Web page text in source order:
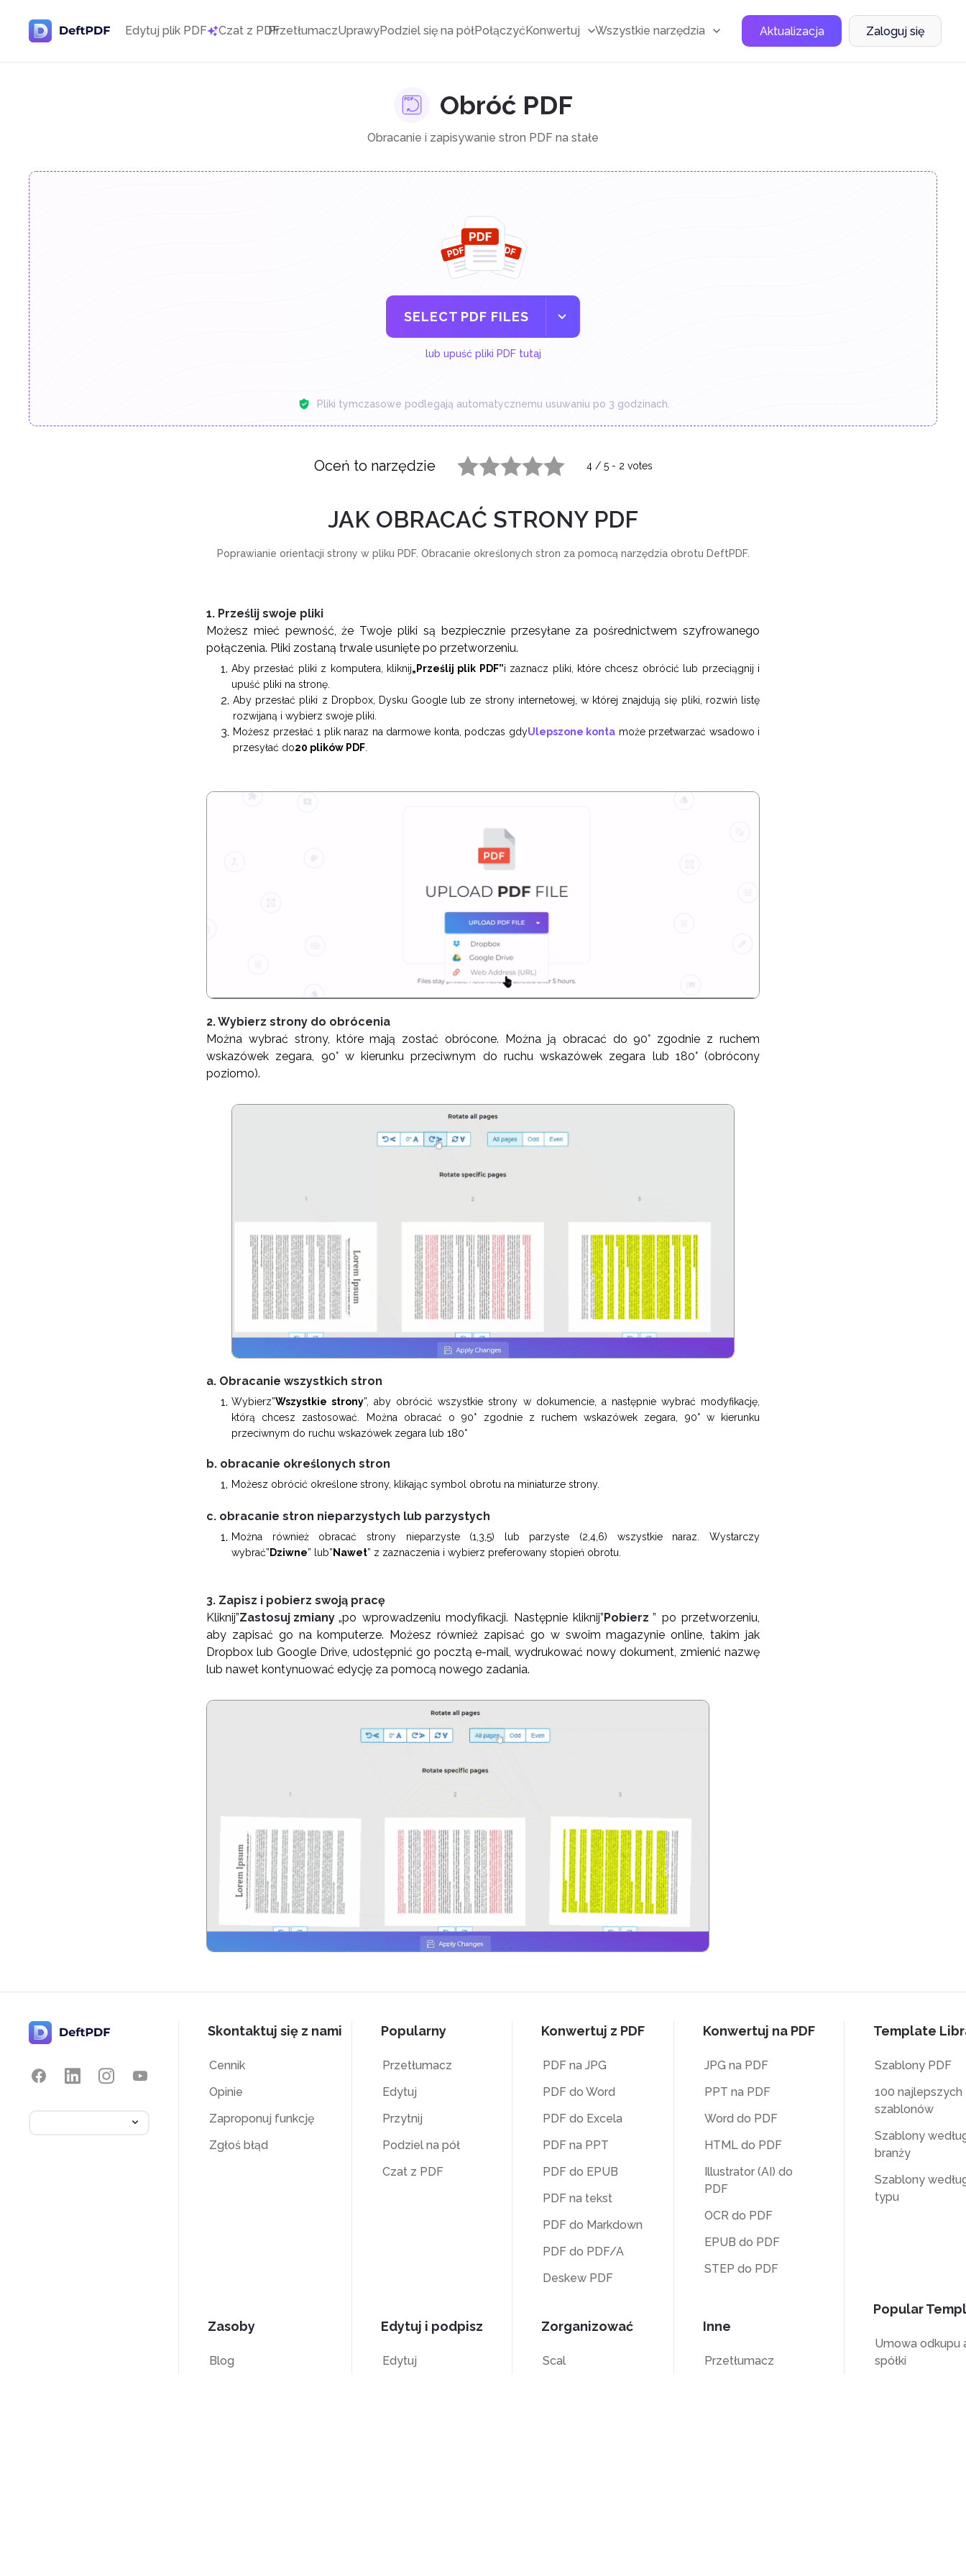
Edytuj plik PDF Czat z PDFPrzetłumaczUprawyPodziel się na półPołączyćKonwertuj Wszystkie narzędzia Aktualizacja Zaloguj się
Obróć PDF
Obracanie i zapisywanie stron PDF na stałe
SELECT PDF FILES
lub upuść pliki PDF tutaj
Pliki tymczasowe podlegają automatycznemu usuwaniu po 3 godzinach.
Oceń to narzędzie 4/ 5- 2 votes
JAK OBRACAĆ STRONY PDF
Poprawianie orientacji strony w pliku PDF. Obracanie określonych stron za pomocą narzędzia obrotu DeftPDF.
1. Prześlij swoje pliki
Możesz mieć pewność, że Twoje pliki są bezpiecznie przesyłane za pośrednictwem szyfrowanego
połączenia. Pliki zostaną trwale usunięte po przetworzeniu.
Aby przesłać pliki z komputera, kliknij„Prześlij plik PDF”i zaznacz pliki, które chcesz obrócić lub przeciągnij i
upuść pliki na stronę.
Aby przesłać pliki z Dropbox, Dysku Google lub ze strony internetowej, w której znajdują się pliki, rozwiń listę
rozwijaną i wybierz swoje pliki.
Możesz przesłać 1 plik naraz na darmowe konta, podczas gdyUlepszone konta może przetwarzać wsadowo i
przesyłać do20 plików PDF
2. Wybierz strony do obrócenia
Można wybrać strony, które mają zostać obrócone. Można ją obracać do 90° zgodnie z ruchem
wskazówek zegara, 90° w kierunku przeciwnym do ruchu wskazówek zegara lub 180° (obrócony
poziomo).
a. Obracanie wszystkich stron
Wybierz”Wszystkie strony”, aby obrócić wszystkie strony w dokumencie, a następnie wybrać modyfikację,
którą chcesz zastosować. Można obracać o 90° zgodnie z ruchem wskazówek zegara, 90° w kierunku
przeciwnym do ruchu wskazówek zegara lub 180°
b. obracanie określonych stron
Możesz obrócić określone strony, klikając symbol obrotu na miniaturze strony.
c. obracanie stron nieparzystych lub parzystych
Można również obracać strony nieparzyste (1,3,5) lub parzyste (2,4,6) wszystkie naraz. Wystarczy
wybrać” Dziwne” lub”Nawet” z zaznaczenia i wybierz preferowany stopień obrotu.
3. Zapisz i pobierz swoją pracę
Kliknij”Zastosuj zmiany „po wprowadzeniu modyfikacji. Następnie kliknij”Pobierz ” po przetworzeniu,
aby zapisać go na komputerze. Możesz również zapisać go w swoim magazynie online, takim jak
Dropbox lub Google Drive, udostępnić go pocztą e-mail, wydrukować nowy dokument, zmienić nazwę
lub nawet kontynuować edycję za pomocą nowego zadania.
Skontaktuj się z nami
Cennik
Opinie
Zaproponuj funkcję
Zgłoś błąd
Zasoby
Blog
Popularny
Przetłumacz
Edytuj
Przytnij
Podziel na pół
Czat z PDF
Edytuj i podpisz
Edytuj
Konwertuj z PDF
PDF na JPG
PDF do Word
PDF do Excela
PDF na PPT
PDF do EPUB
PDF na tekst
PDF do Markdown
PDF do PDF/A
Deskew PDF
Zorganizować
Scal
Konwertuj na PDF
JPG na PDF
PPT na PDF
Word do PDF
HTML do PDF
Illustrator (AI) do
PDF
OCR do PDF
EPUB do PDF
STEP do PDF
Inne
Przetłumacz
Template
Szablony PDF
100 najlepszych
szablonów
Szablony
branży
Szablony
typu
Popular
Umowa odkupu
spółki